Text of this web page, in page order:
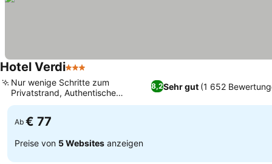
Hotel Verdi3 Sterne
8,2Sehr gut (1 652
Nur wenige Schritte zum
Privatstrand, Authentische
italienische Küche
Ab € 77
Preise von 5 Websites anzeigen